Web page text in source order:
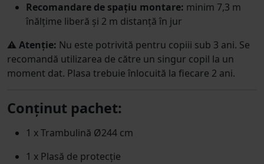
Recomandare de spațiu montare: minim 7,3 m
înălțime liberă și 2 m distanță în jur
⚠️Atenție: Nu este potrivită pentru copiii sub 3 ani. Se
recomandă utilizarea de către un singur copil la un
moment dat. Plasa trebuie înlocuită la fiecare 2 ani.
Conținut pachet:
1 x Trambulină Ø244 cm
1 x Plasă de protecție